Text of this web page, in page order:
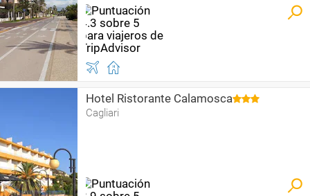
Hotel Ristorante Calamosca
Cagliari